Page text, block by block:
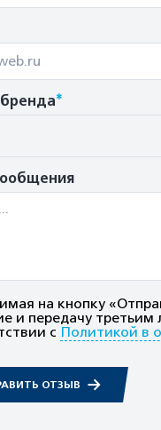
*
на кнопку
и передачу
с Политикой в
ОТЗЫВ